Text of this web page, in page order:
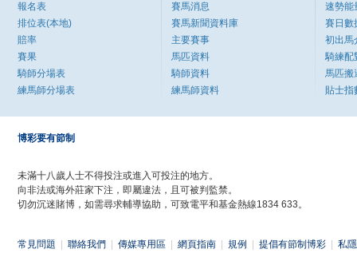
報名表
排位表(本地)
賠率
賽果
騎師分場表
練馬師分場表
賽馬消息
賽馬新聞資料庫
主要賽事
馬匹資料
騎師資料
練馬師資料
速勢能
賽日數
初出馬
騎練配
馬匹搬
貼士指
博彩要有節制
未滿十八歲人士不得投注或進入可投注的地方。
向非法或海外莊家下注，即屬違法，且可被判監禁。
切勿沉迷賭博，如需尋求輔導協助，可致電平和基金熱線1834 633。
常見問題 聯絡我們 傳媒專用區 網頁指南 規例 提倡有節制博彩 私